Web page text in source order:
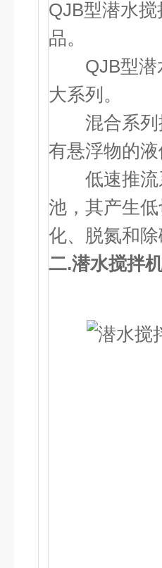
QJB型潜水
品。
QJB型潜
大系列。
混合系列
有悬浮物的液
低速推流
池，其产生
化、脱氮和
二.潜水搅拌